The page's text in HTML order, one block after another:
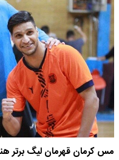
مس کرمان قهرمان لیگ برتر